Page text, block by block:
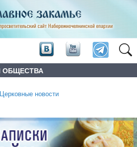
ОБЩЕСТВА
Церковные новости